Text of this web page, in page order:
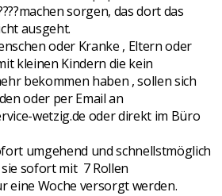
machen sorgen, das dort das
ausgeht.
oder Kranke , Eltern oder
kleinen Kindern die kein
bekommen haben , sollen sich
oder per Email an
wetzig.de oder direkt im Büro
umgehend und schnellstmöglich
sofort mit 7 Rollen
eine Woche versorgt werden.